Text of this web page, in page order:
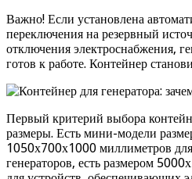
Важно! Если установлена
переключения на резервный
отключения электроснабжения,
готов к работе. Контейнер
Первый критерий выбора
размеры. Есть мини-модели
1050х700х1000 миллиметров
генераторов, есть размером